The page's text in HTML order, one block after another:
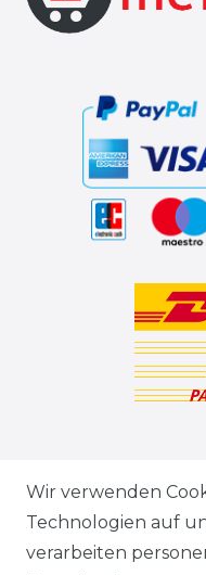
VERSANDARTEN &
Wir verwenden
Technologien auf
verarbeiten